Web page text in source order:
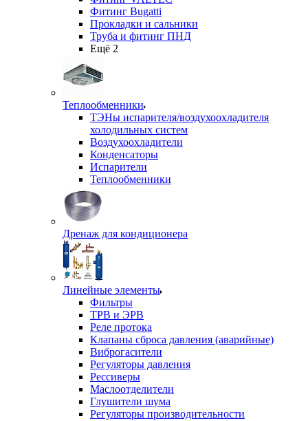
Фитинг Bugatti
Прокладки и сальники
Труба и фитинг ПНД
Ещё 2
Теплообменники
ТЭНы испарителя/воздухоохладителя
холодильных систем
Воздухоохладители
Конденсаторы
Испарители
Теплообменники
Дренаж для кондиционера
Линейные элементы
Фильтры
ТРВ и ЭРВ
Реле протока
Клапаны сброса давления (аварийные)
Виброгасители
Регуляторы давления
Рессиверы
Маслоотделители
Глушители шума
Регуляторы производительности